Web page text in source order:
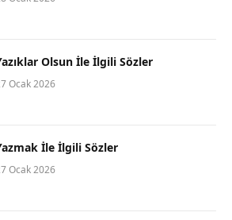
Olsun İle İlgili Sözler
Ocak 2026
İle İlgili Sözler
Ocak 2026